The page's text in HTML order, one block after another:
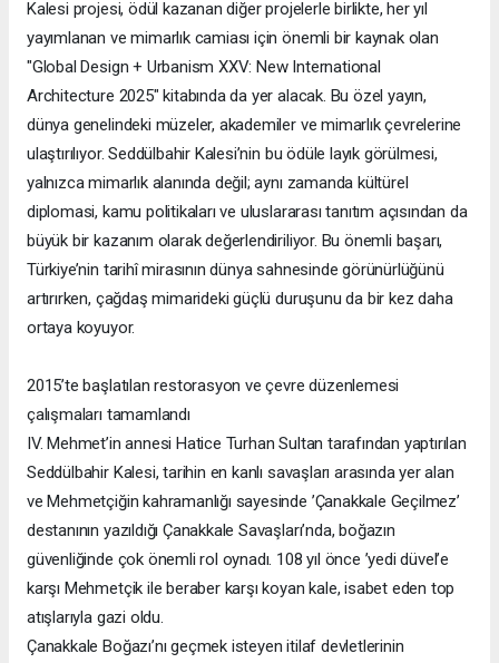
Kalesi projesi, ödül kazanan diğer projelerle birlikte, her yıl
yayımlanan ve mimarlık camiası için önemli bir kaynak olan
"Global Design + Urbanism XXV: New International
Architecture 2025" kitabında da yer alacak. Bu özel yayın,
dünya genelindeki müzeler, akademiler ve mimarlık çevrelerine
ulaştırılıyor. Seddülbahir Kalesi’nin bu ödüle layık görülmesi,
yalnızca mimarlık alanında değil; aynı zamanda kültürel
diplomasi, kamu politikaları ve uluslararası tanıtım açısından da
büyük bir kazanım olarak değerlendiriliyor. Bu önemli başarı,
Türkiye’nin tarihî mirasının dünya sahnesinde görünürlüğünü
artırırken, çağdaş mimarideki güçlü duruşunu da bir kez daha
ortaya koyuyor.
2015’te başlatılan restorasyon ve çevre düzenlemesi
çalışmaları tamamlandı
IV. Mehmet’in annesi Hatice Turhan Sultan tarafından yaptırılan
Seddülbahir Kalesi, tarihin en kanlı savaşları arasında yer alan
ve Mehmetçiğin kahramanlığı sayesinde ’Çanakkale Geçilmez’
destanının yazıldığı Çanakkale Savaşları’nda, boğazın
güvenliğinde çok önemli rol oynadı. 108 yıl önce ’yedi düvel’e
karşı Mehmetçik ile beraber karşı koyan kale, isabet eden top
atışlarıyla gazi oldu.
Çanakkale Boğazı’nı geçmek isteyen itilaf devletlerinin